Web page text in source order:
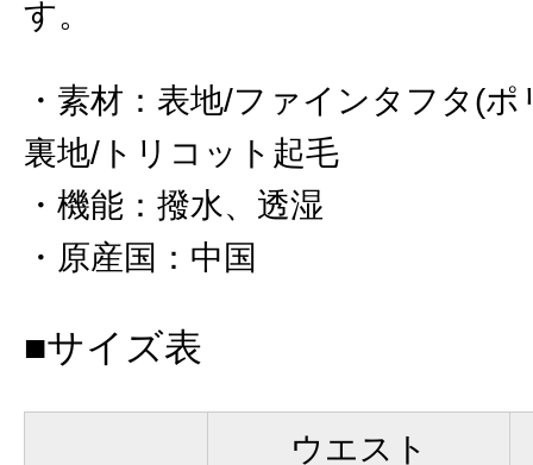
す。
素材 ： 表地/ファインタフタ(
裏地/トリコット起毛
機能 ： 撥水、透湿
原産国 ： 中国
■サイズ表
ウエスト